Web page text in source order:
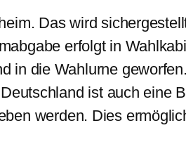
Das wird
erfolgt in
in die Wahlurne
ist auch eine
werden. Dies